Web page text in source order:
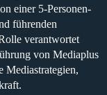
einer 5-Personen-
führenden
verantwortet
von Mediaplus
Mediastrategien,